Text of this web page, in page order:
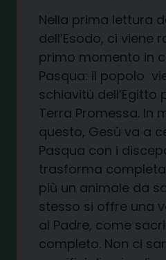
Nella prima lettura
dell’Esodo, ci viene
primo momento in
Pasqua: il popolo
schiavitù dell’Egitto
Terra Promessa. In
questo, Gesù va a
Pasqua con i
trasforma
più un animale da
stesso si offre una
al Padre, come
completo. Non ci